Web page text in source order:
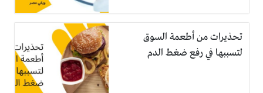
تحذيرات من أطعمة السوق
لتسببها في رفع ضغط الدم